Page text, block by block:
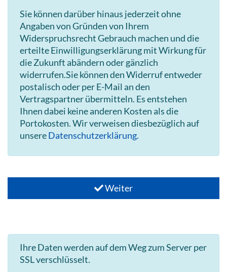
Sie können darüber hinaus jederzeit ohne
Angaben von Gründen von Ihrem
Widerspruchsrecht Gebrauch machen und die
erteilte Einwilligungserklärung mit Wirkung für
die Zukunft abändern oder gänzlich
widerrufen.Sie können den Widerruf entweder
postalisch oder per E-Mail an den
Vertragspartner übermitteln. Es entstehen
Ihnen dabei keine anderen Kosten als die
Portokosten. Wir verweisen diesbezüglich auf
unsereDatenschutzerklärung.
Weiter
Ihre Daten werden auf dem Weg zum Server per
SSL verschlüsselt.